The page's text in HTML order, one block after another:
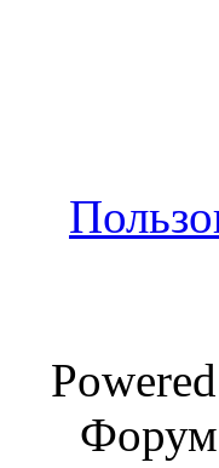
Форум